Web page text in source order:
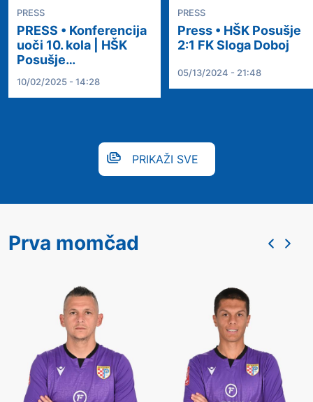
PRESS
PRESS • Konferencija
uoči 10. kola | HŠK
Posušje…
10/02/2025 - 14:28
PRESS
Press • HŠK Posušje
2:1 FK Sloga Doboj
05/13/2024 - 21:48
PRIKAŽI SVE
Prva momčad